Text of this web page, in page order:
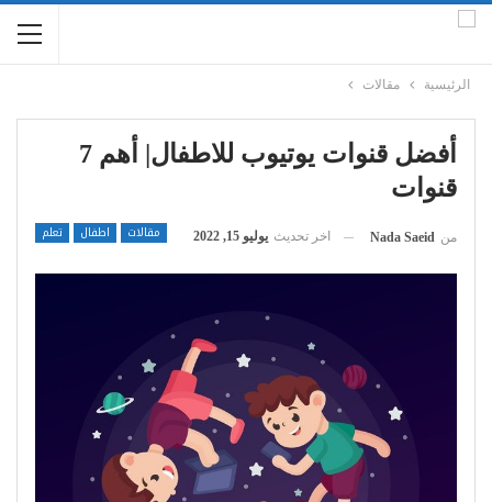
الرئيسية مقالات
أفضل قنوات يوتيوب للاطفال| أهم 7
قنوات
مقالات اطفال تعلم من Nada Saeid اخر تحديث يوليو 15, 2022